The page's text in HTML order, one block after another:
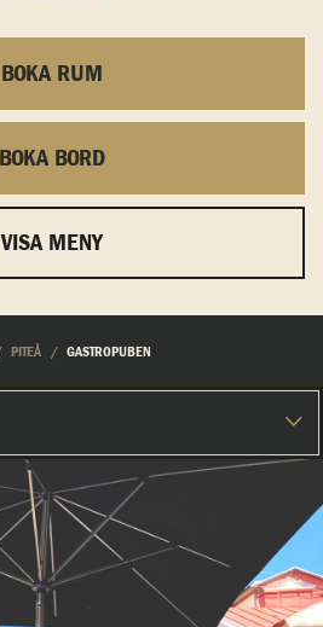
BOKA RUM
BOKA BORD
VISA MENY
PITEÅ GASTROPUBEN